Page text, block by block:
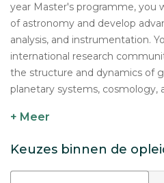
year Master's programme, you
of astronomy and develop
analysis, and instrumentation.
international research
the structure and dynamics of
planetary systems, cosmology,
+ Meer
Keuzes binnen de